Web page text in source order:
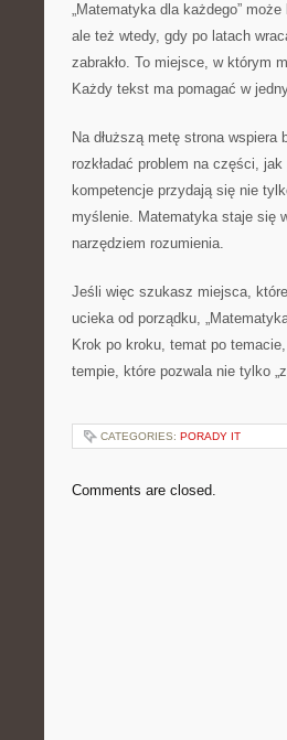
„Matematyka dla każdego”
ale też wtedy, gdy po latach
zabrakło. To miejsce, w którym
Każdy tekst ma pomagać w
Na dłuższą metę strona
rozkładać problem na części,
kompetencje przydają się nie
myślenie. Matematyka staje się
narzędziem rozumienia.
Jeśli więc szukasz miejsca,
ucieka od porządku,
Krok po kroku, temat po
tempie, które pozwala nie tylko
CATEGORIES: PORADY IT
Comments are closed.